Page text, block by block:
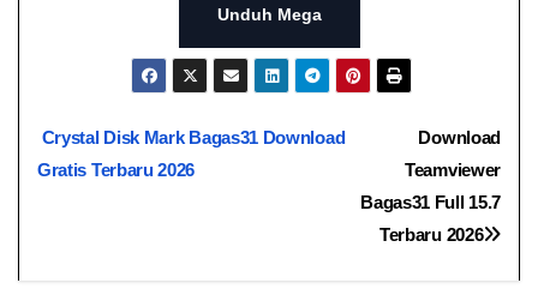
Unduh Mega
Navigasi
pos
Download
Teamviewer
Bagas31​​ Full 15.7
Terbaru 2026
Crystal Disk Mark Bagas31 Download
Gratis Terbaru 2026